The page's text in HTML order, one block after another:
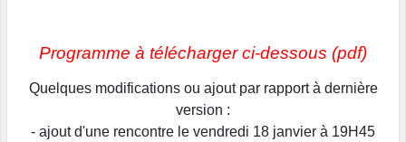
Programme à télécharger ci-dessous (pdf)
Quelques modifications ou ajout par rapport à dernière
version :
- ajout d'une rencontre le vendredi 18 janvier à 19H45